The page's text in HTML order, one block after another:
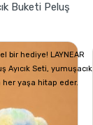
Buketi Peluş
bir hediye! LAYNEAR
Ayıcık Seti, yumuşacık
her yaşa hitap eder.